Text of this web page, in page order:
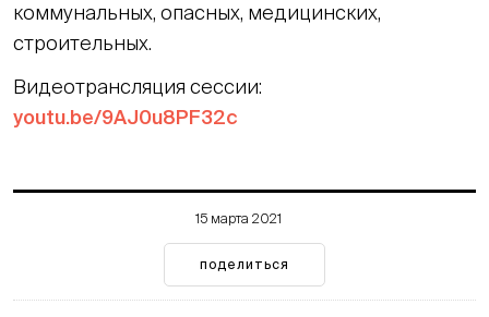
коммунальных, опасных, медицинских,
строительных.
Видеотрансляция сессии:
youtu.be/9AJ0u8PF32c
15 марта 2021
поделиться